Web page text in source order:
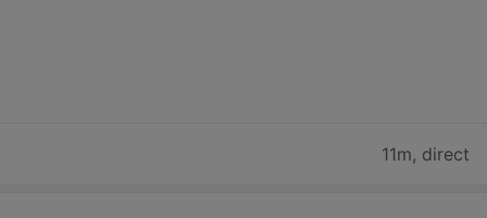
11m, direct